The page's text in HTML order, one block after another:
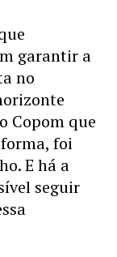
garantir a
no
Copom que
foi
E há a
seguir